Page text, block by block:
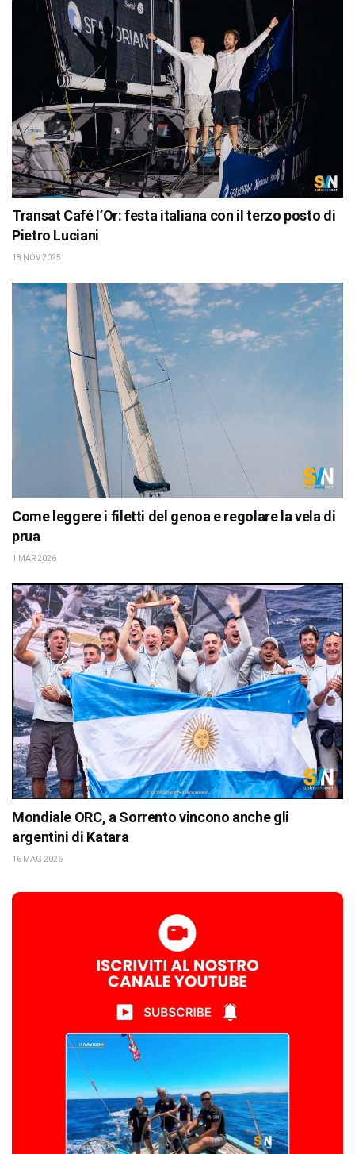
Transat Café l’Or: festa italiana con il terzo posto di
Pietro Luciani
18 NOV 2025
Come leggere i filetti del genoa e regolare la vela di
prua
1 MAR 2026
Mondiale ORC, a Sorrento vincono anche gli
argentini di Katara
16 MAG 2026